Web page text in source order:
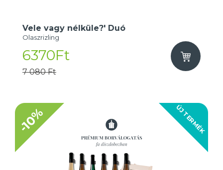
Vele vagy nélküle?' Duó
Olaszrizling
6370Ft
7 080 Ft
ÚJ TERMÉK
-10%